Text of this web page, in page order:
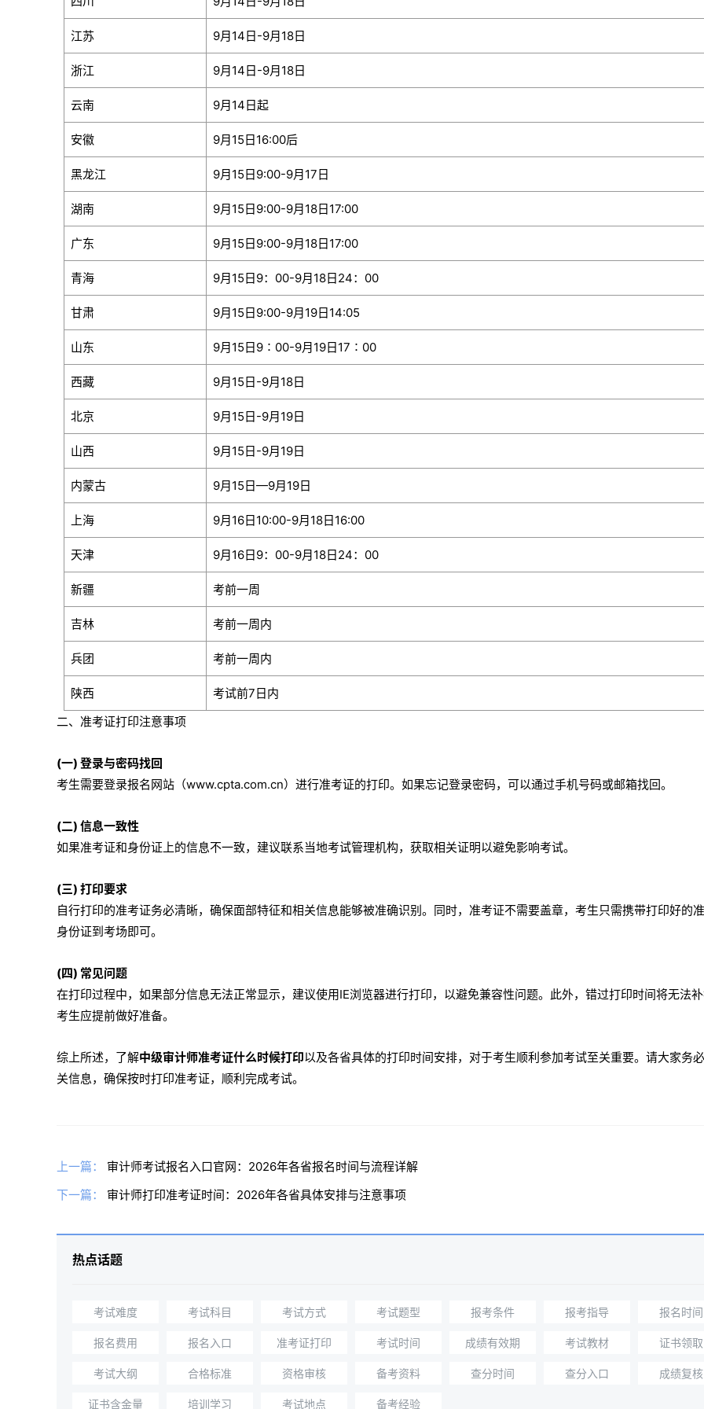
江苏 9月14日-9月18日
浙江 9月14日-9月18日
云南 9月14日起
安徽 9月15日16:00后
黑龙江 9月15日9:00-9月17日
湖南 9月15日9:00-9月18日17:00
广东 9月15日9:00-9月18日17:00
青海 9月15日9：00-9月18日24：00
甘肃 9月15日9:00-9月19日14:05
山东 9月15日9∶00-9月19日17∶00
西藏 9月15日-9月18日
北京 9月15日-9月19日
山西 9月15日-9月19日
内蒙古 9月15日—9月19日
上海 9月16日10:00-9月18日16:00
天津 9月16日9：00-9月18日24：00
新疆 考前一周
吉林 考前一周内
兵团 考前一周内
陕西
考试前7日内
二、准考证打印注意事项
(一) 登录与密码找回
考生需要登录报名网站（www.cpta.com.cn）进行准考证的打印。如果忘记登录密码，可以通过手机号码或邮箱找回。
(二) 信息一致性
如果准考证和身份证上的信息不一致，建议联系当地考试管理机构，获取相关证明以避免影响考试。
(三) 打印要求
自行打印的准考证务必清晰，确保面部特征和相关信息能够被准确识别。同时，准考证不需要盖章，考生只需携带打印好的
身份证到考场即可。
(四) 常见问题
在打印过程中，如果部分信息无法正常显示，建议使用IE浏览器进行打印，以避免兼容性问题。此外，错过打印时间将无法
考生应提前做好准备。
综上所述，了解中级审计师准考证什么时候打印以及各省具体的打印时间安排，对于考生顺利参加考试至关重要。请大家务
关信息，确保按时打印准考证，顺利完成考试。
上一篇：
审计师考试报名入口官网：2026年各省报名时间与流程详解
下一篇：
审计师打印准考证时间：2026年各省具体安排与注意事项
热点话题
考试难度 考试科目 考试方式 考试题型 报考条件 报考指导 报名时间
报名费用 报名入口 准考证打印 考试时间 成绩有效期 考试教材 证书领取
考试大纲 合格标准 资格审核 备考资料 查分时间 查分入口 成绩复核
证书含金量 培训学习 考试地点 备考经验